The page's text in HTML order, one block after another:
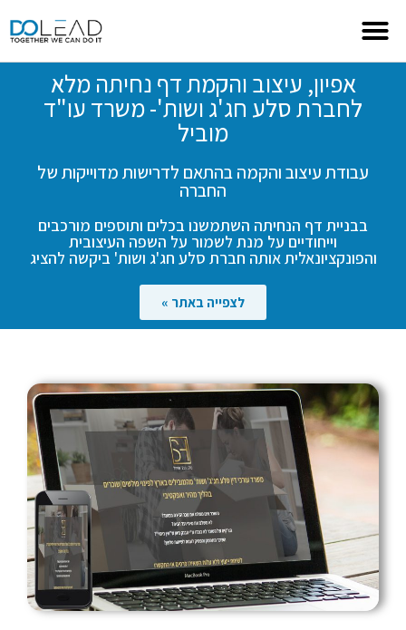
אפיון, עיצוב והקמת דף נחיתה מלא
לחברת סלע חג'ג ושות'- משרד עו"ד
מוביל
עבודת עיצוב והקמה בהתאם לדרישות מדוייקות של
החברה
בבניית דף הנחיתה השתמשנו בכלים ותוספים מורכבים
וייחודיים על מנת לשמור על השפה העיצובית
והפונקציונאלית אותה חברת סלע חג'ג ושות' ביקשה להציג
לצפייה באתר »